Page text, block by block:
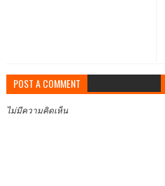
POST A COMMENT
ไม่มีความคิดเห็น